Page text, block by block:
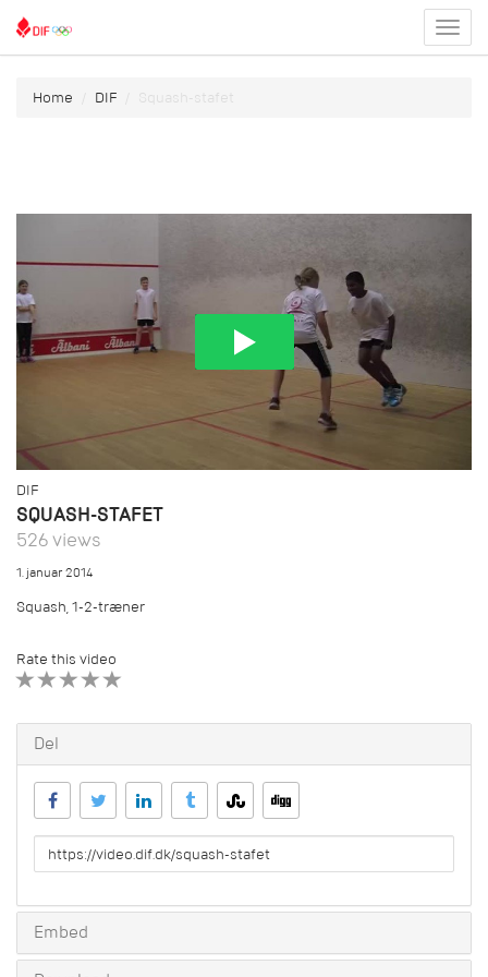
menu
Home DIF Squash-stafet
DIF
SQUASH-STAFET
526 views
1. januar 2014
Squash, 1-2-træner
Rate this video
Del
URL
to
Embed